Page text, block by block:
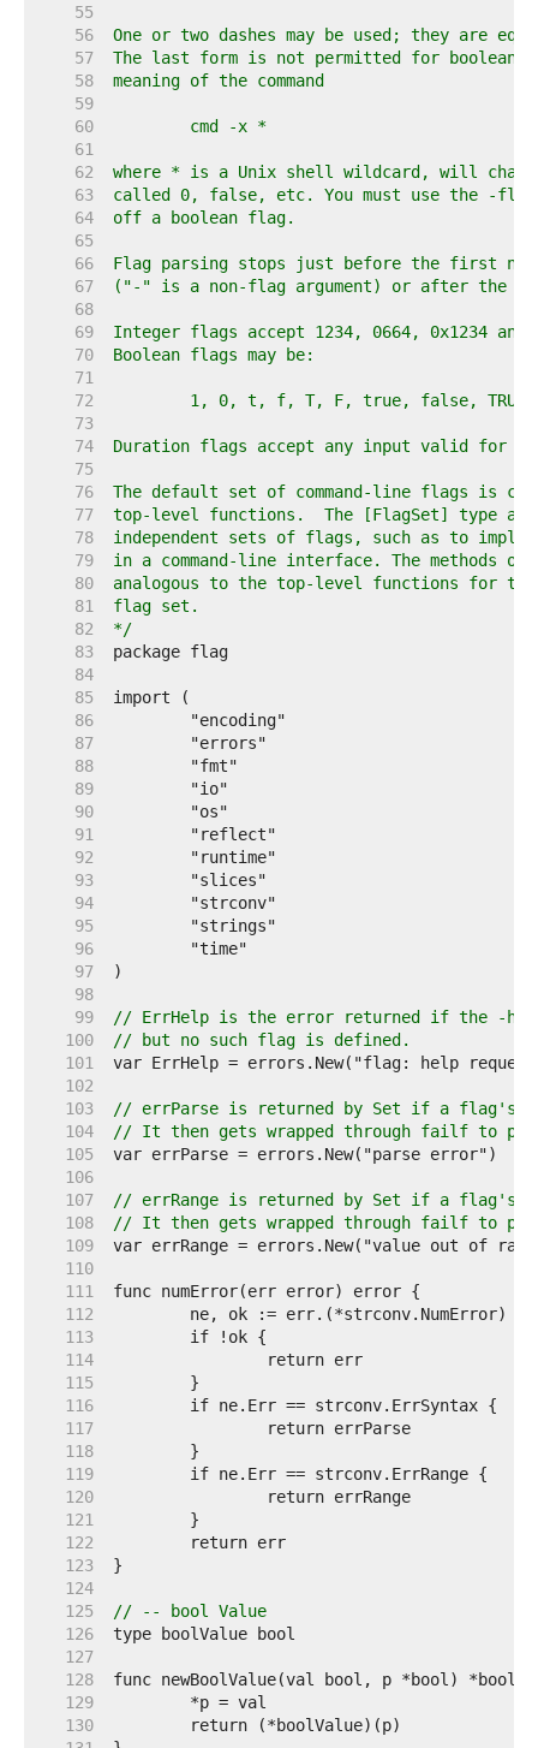
    55
    56
    57
    58
    59
    60
    61
    62
    63
    64
    65
    66
    67
    68
    69
    70
    71
    72
    73
    74
    75
    76
    77
    78
    79
    80
    81
    82
*/
    83
    84
    85
    86
    87
    88
    89
    90
    91
    92
    93
    94
    95
    96
    97
    98
    99
// ErrHelp is the error returned if the -
   100
// but no such flag is defined.
   101
   102
   103
// errParse is returned by Set if a flag's
   104
// It then gets wrapped through failf to
   105
   106
   107
// errRange is returned by Set if a flag's
   108
// It then gets wrapped through failf to
   109
   110
   111
   112
   113
   114
   115
   116
   117
   118
   119
   120
   121
   122
   123
   124
   125
// -- bool Value
   126
   127
   128
   129
   130